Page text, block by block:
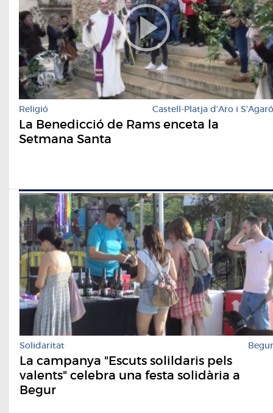
Religió Castell-Platja d'Aro i S'Agaró
La Benedicció de Rams enceta la
Setmana Santa
Solidaritat Begur
La campanya "Escuts solildaris pels
valents" celebra una festa solidària a
Begur